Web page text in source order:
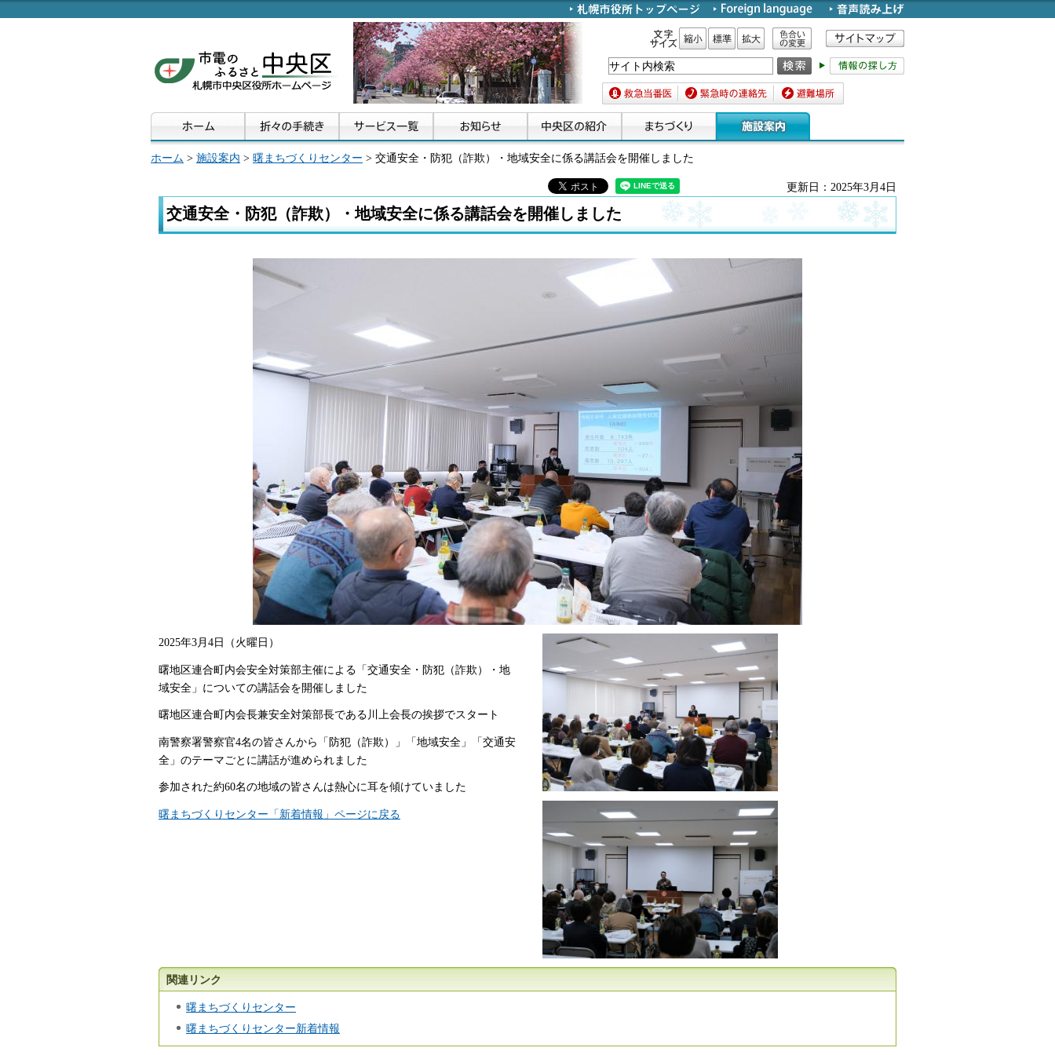
文字サイズ 縮小 標準 拡大
色合いの変更
救急当番医 緊急時の連絡先 避難場所
ホーム > 施設案内 > 曙まちづくりセンター > 交通安全・防犯（詐欺）・地域安全に係る講話会を開催しました
更新日：2025年3月4日
交通安全・防犯（詐欺）・地域安全に係る講話会を開催しました
2025年3月4日（火曜日）
曙地区連合町内会安全対策部主催による「交通安全・防犯（詐欺）・地
域安全」についての講話会を開催しました
曙地区連合町内会長兼安全対策部長である川上会長の挨拶でスタート
南警察署警察官4名の皆さんから「防犯（詐欺）」「地域安全」「交通安
全」のテーマごとに講話が進められました
参加された約60名の地域の皆さんは熱心に耳を傾けていました
曙まちづくりセンター「新着情報」ページに戻る
関連リンク
曙まちづくりセンター
曙まちづくりセンター新着情報